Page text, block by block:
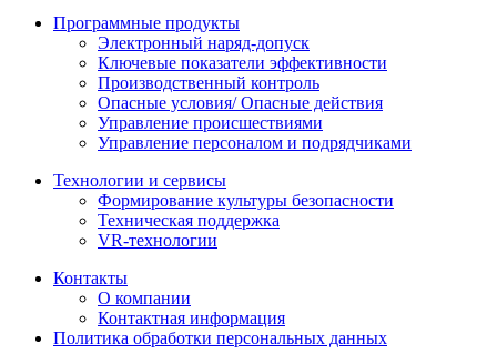
Программные продукты
Электронный наряд-допуск
Ключевые показатели эффективности
Производственный контроль
Опасные условия/ Опасные действия
Управление происшествиями
Управление персоналом и подрядчиками
Технологии и сервисы
Формирование культуры безопасности
Техническая поддержка
VR-технологии
Контакты
О компании
Контактная информация
Политика обработки персональных данных